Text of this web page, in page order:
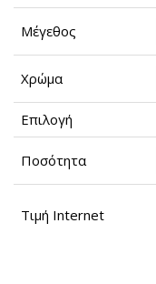
Μέγεθος
Χρώμα
Επιλογή
Ποσότητα
Τιμή Internet